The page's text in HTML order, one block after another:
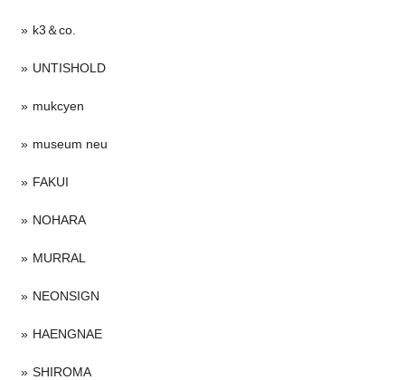
k3＆co.
UNTISHOLD
mukcyen
museum neu
FAKUI
NOHARA
MURRAL
NEONSIGN
HAENGNAE
SHIROMA